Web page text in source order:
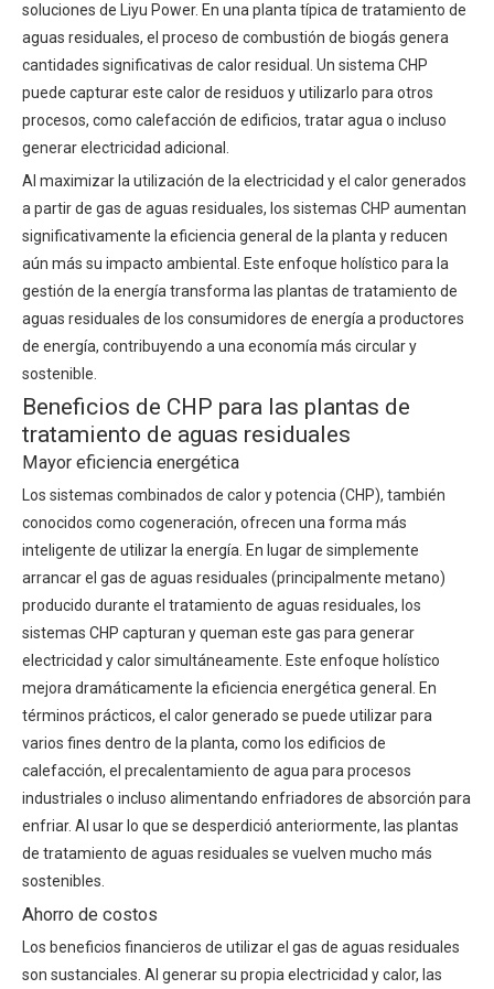
soluciones de Liyu Power. En una planta típica de tratamiento de
aguas residuales, el proceso de combustión de biogás genera
cantidades significativas de calor residual. Un sistema CHP
puede capturar este calor de residuos y utilizarlo para otros
procesos, como calefacción de edificios, tratar agua o incluso
generar electricidad adicional.
Al maximizar la utilización de la electricidad y el calor generados
a partir de gas de aguas residuales, los sistemas CHP aumentan
significativamente la eficiencia general de la planta y reducen
aún más su impacto ambiental. Este enfoque holístico para la
gestión de la energía transforma las plantas de tratamiento de
aguas residuales de los consumidores de energía a productores
de energía, contribuyendo a una economía más circular y
sostenible.
Beneficios de CHP para las plantas de
tratamiento de aguas residuales
Mayor eficiencia energética
Los sistemas combinados de calor y potencia (CHP), también
conocidos como cogeneración, ofrecen una forma más
inteligente de utilizar la energía. En lugar de simplemente
arrancar el gas de aguas residuales (principalmente metano)
producido durante el tratamiento de aguas residuales, los
sistemas CHP capturan y queman este gas para generar
electricidad y calor simultáneamente. Este enfoque holístico
mejora dramáticamente la eficiencia energética general. En
términos prácticos, el calor generado se puede utilizar para
varios fines dentro de la planta, como los edificios de
calefacción, el precalentamiento de agua para procesos
industriales o incluso alimentando enfriadores de absorción para
enfriar. Al usar lo que se desperdició anteriormente, las plantas
de tratamiento de aguas residuales se vuelven mucho más
sostenibles.
Ahorro de costos
Los beneficios financieros de utilizar el gas de aguas residuales
son sustanciales. Al generar su propia electricidad y calor, las